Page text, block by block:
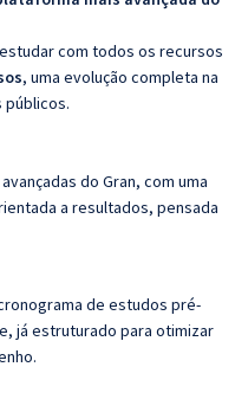
com todos os recursos
, uma evolução completa na
públicos.
do Gran, com uma
a resultados, pensada
de estudos pré-
já estruturado para otimizar